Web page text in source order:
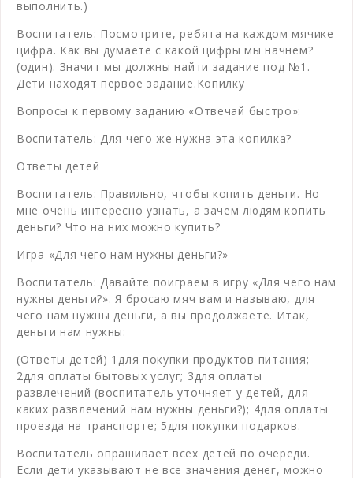
выполнить.)
Воспитатель: Посмотрите, ребята на каждом мячике
цифра. Как вы думаете с какой цифры мы начнем?
(один). Значит мы должны найти задание под №1.
Дети находят первое задание.Копилку
Вопросы к первому заданию «Отвечай быстро»:
Воспитатель: Для чего же нужна эта копилка?
Ответы детей
Воспитатель: Правильно, чтобы копить деньги. Но
мне очень интересно узнать, а зачем людям копить
деньги? Что на них можно купить?
Игра «Для чего нам нужны деньги?»
Воспитатель: Давайте поиграем в игру «Для чего нам
нужны деньги?». Я бросаю мяч вам и называю, для
чего нам нужны деньги, а вы продолжаете. Итак,
деньги нам нужны:
(Ответы детей) 1для покупки продуктов питания;
2для оплаты бытовых услуг; 3для оплаты
развлечений (воспитатель уточняет у детей, для
каких развлечений нам нужны деньги?); 4для оплаты
проезда на транспорте; 5для покупки подарков.
Воспитатель опрашивает всех детей по очереди.
Если дети указывают не все значения денег, можно